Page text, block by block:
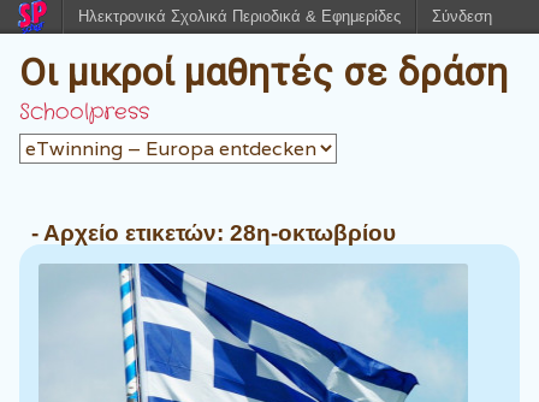
Οι μικροί μαθητές σε δράση
Schoolpress
- Αρχείο ετικετών: 28η-οκτωβρίου
Ηλεκτρονικά Σχολικά Περιοδικά & Εφημερίδες Σύνδεση